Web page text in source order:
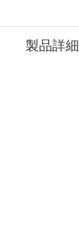
製品詳細